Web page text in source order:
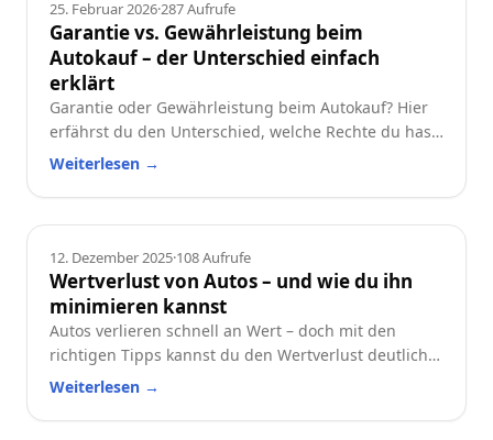
25. Februar 2026·287Aufrufe
Garantie vs. Gewährleistung beim
Autokauf – der Unterschied einfach
erklärt
Garantie oder Gewährleistung beim Autokauf? Hier
erfährst du den Unterschied, welche Rechte du hast
und worauf du beim Neu- oder Gebrauchtwagen
Weiterlesen →
Ratgeber
12. Dezember 2025·108Aufrufe
Wertverlust von Autos – und wie du ihn
minimieren kannst
Autos verlieren schnell an Wert – doch mit den
richtigen Tipps kannst du den Wertverlust deutlich
reduzieren. Erfahre, welche Faktoren besonders
wertstabil hältst.
Weiterlesen →